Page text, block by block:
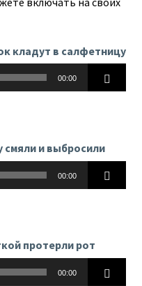
кладут в салфетницу
00:00
и выбросили
00:00
протерли рот
00:00